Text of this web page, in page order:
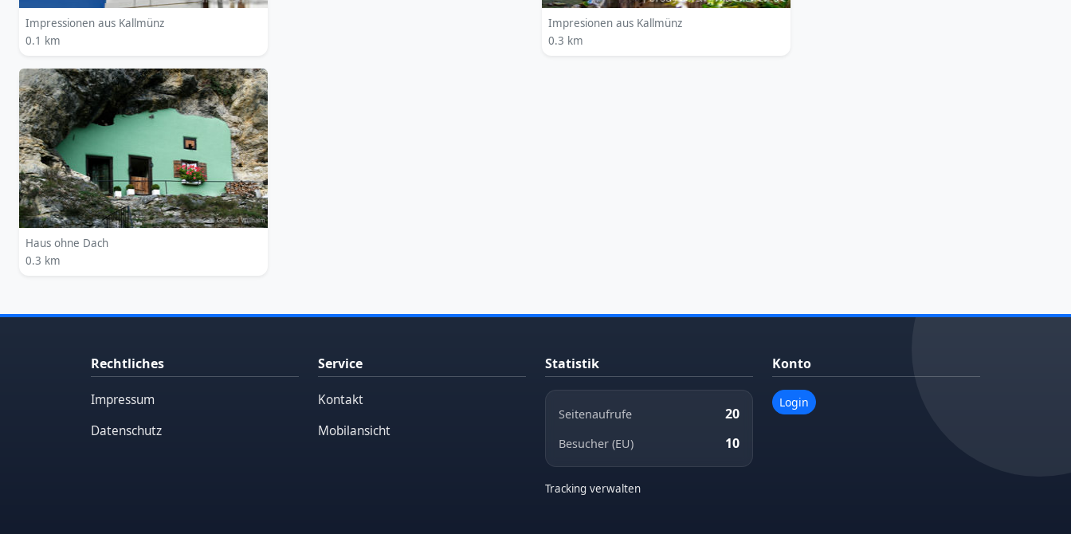
Impressionen aus Kallmünz
0.1 km
Impresionen aus Kallmünz
0.3 km
Haus ohne Dach
0.3 km
Rechtliches
Impressum
Datenschutz
Service
Kontakt
Mobilansicht
Statistik
Seitenaufrufe 20
Besucher (EU) 10
Tracking verwalten
Konto
Login